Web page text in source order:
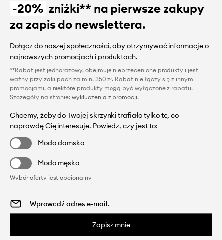
-20% zniżki** na pierwsze zakupy
za zapis do newslettera.
Dołącz do naszej społeczności, aby otrzymywać informacje o
najnowszych promocjach i produktach.
**Rabat jest jednorazowy, obejmuje nieprzecenione produkty i jest
ważny przy zakupach za min. 350 zł. Rabat nie łączy się z innymi
promocjami, a niektóre produkty mogą być wyłączone z rabatu.
Szczegóły na stronie: wykluczenia z promocji.
Chcemy, żeby do Twojej skrzynki trafiało tylko to, co
naprawdę Cię interesuje. Powiedz, czy jest to:
Moda damska
Moda męska
Wybór oferty jest opcjonalny
Zapisz mnie